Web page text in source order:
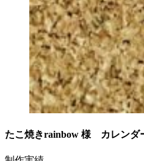
たこ焼きrainbow 様 カレンダ